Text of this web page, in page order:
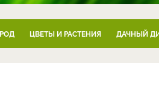
ЦВЕТЫ И РАСТЕНИЯ ДАЧНЫЙ